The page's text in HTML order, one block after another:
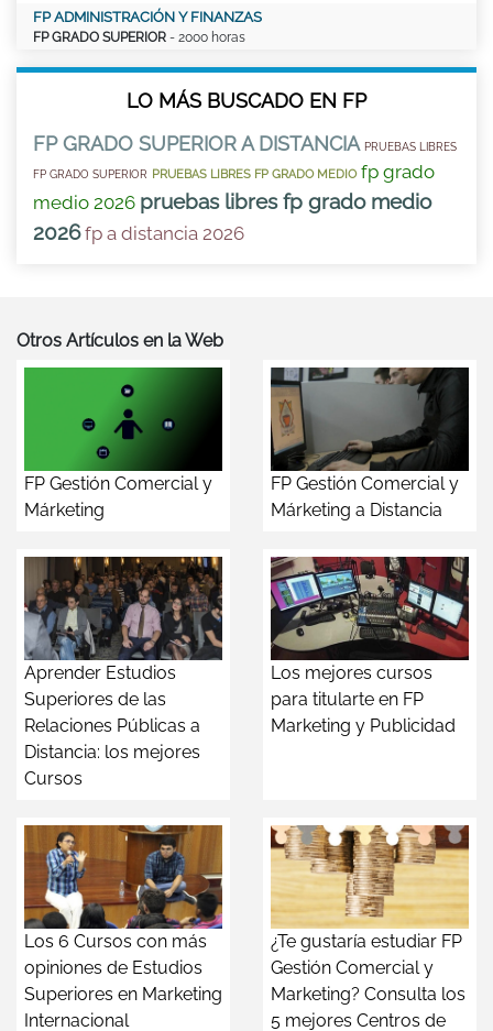
FP ADMINISTRACIÓN Y FINANZAS
FP GRADO SUPERIOR - 2000 horas
LO MÁS BUSCADO EN FP
FP GRADO SUPERIOR A DISTANCIA PRUEBAS LIBRES
FP GRADO SUPERIOR PRUEBAS LIBRES FP GRADO MEDIO fp grado
medio 2026 pruebas libres fp grado medio
2026 fp a distancia 2026
Otros Artículos en la Web
FP Gestión Comercial y
Márketing
FP Gestión Comercial y
Márketing a Distancia
Aprender Estudios
Superiores de las
Relaciones Públicas a
Distancia: los mejores
Cursos
Los mejores cursos
para titularte en FP
Marketing y Publicidad
Los 6 Cursos con más
opiniones de Estudios
Superiores en Marketing
Internacional
¿Te gustaría estudiar FP
Gestión Comercial y
Marketing? Consulta los
5 mejores Centros de